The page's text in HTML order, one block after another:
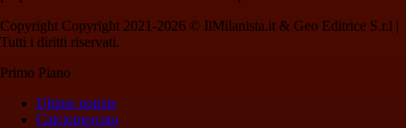
Copyright Copyright 2021-2026 © IlMilanista.it & Geo Editrice S.r.l |
Tutti i diritti riservati.
Primo Piano
Ultime notizie
Calciomercato